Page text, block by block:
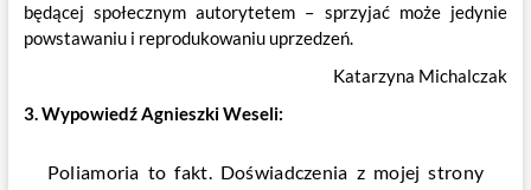
będącej społecznym autorytetem – sprzyjać może jedynie
powstawaniu i reprodukowaniu uprzedzeń.
Katarzyna Michalczak
3. Wypowiedź Agnieszki Weseli:
Poliamoria to fakt. Doświadczenia z mojej strony